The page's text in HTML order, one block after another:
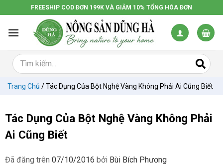
đến
dung
FREESHIP COD ĐƠN 199K VÀ GIẢM 10% TỔNG HÓA ĐƠN
Trang Chủ /Tác Dụng Của Bột Nghệ Vàng Không Phải Ai Cũng Biết
Tác Dụng Của Bột Nghệ Vàng Không Phải
Ai Cũng Biết
Đã đăng trên 07/10/2016 bởi Bùi Bích Phương